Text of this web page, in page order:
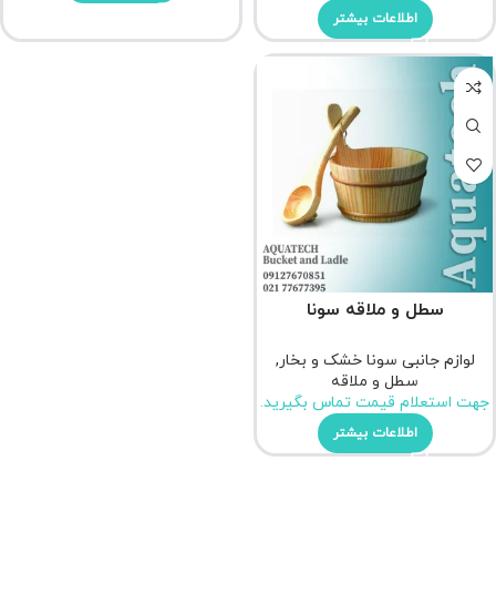
اطلاعات بیشتر
سطل و ملاقه سونا
لوازم جانبی سونا خشک و بخار,
سطل و ملاقه
جهت استعلام قیمت تماس بگیرید.
اطلاعات بیشتر